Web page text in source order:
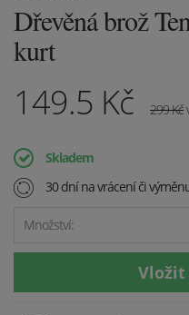
Dřevěná brož
kurt
149.5 Kč 299Kč
Skladem
30 dní na vrácení či
Množství: